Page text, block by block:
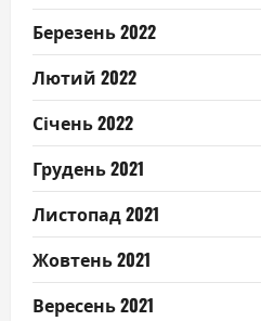
Березень 2022
Лютий 2022
Січень 2022
Грудень 2021
Листопад 2021
Жовтень 2021
Вересень 2021